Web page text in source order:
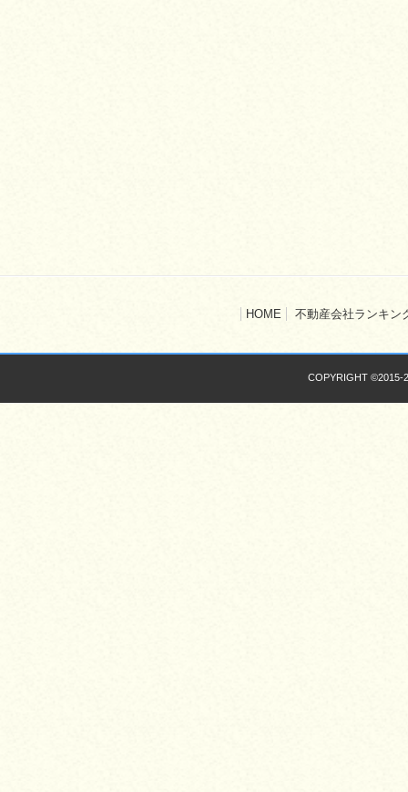
HOME 不動産会社ランキン
COPYRIGHT ©2015-